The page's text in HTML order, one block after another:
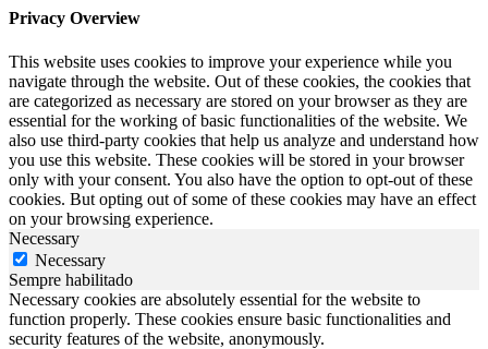
Privacy Overview
This website uses cookies to improve your experience while you
navigate through the website. Out of these cookies, the cookies that
are categorized as necessary are stored on your browser as they are
essential for the working of basic functionalities of the website. We
also use third-party cookies that help us analyze and understand how
you use this website. These cookies will be stored in your browser
only with your consent. You also have the option to opt-out of these
cookies. But opting out of some of these cookies may have an effect
on your browsing experience.
Necessary
Necessary
Sempre habilitado
Necessary cookies are absolutely essential for the website to
function properly. These cookies ensure basic functionalities and
security features of the website, anonymously.